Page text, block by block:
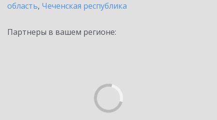
область, Чеченская республика
Партнеры в вашем регионе: